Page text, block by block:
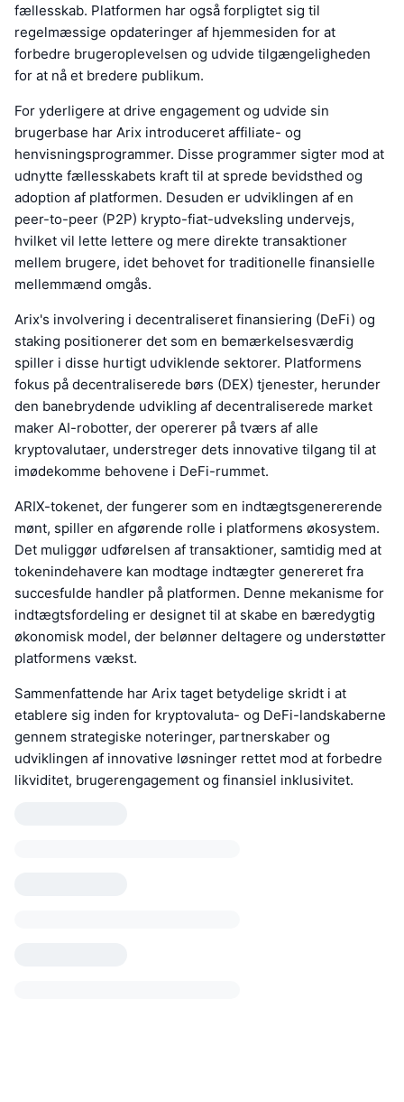
fællesskab. Platformen har også forpligtet sig til
regelmæssige opdateringer af hjemmesiden for at
forbedre brugeroplevelsen og udvide tilgængeligheden
for at nå et bredere publikum.
For yderligere at drive engagement og udvide sin
brugerbase har Arix introduceret affiliate- og
henvisningsprogrammer. Disse programmer sigter mod at
udnytte fællesskabets kraft til at sprede bevidsthed og
adoption af platformen. Desuden er udviklingen af en
peer-to-peer (P2P) krypto-fiat-udveksling undervejs,
hvilket vil lette lettere og mere direkte transaktioner
mellem brugere, idet behovet for traditionelle finansielle
mellemmænd omgås.
Arix's involvering i decentraliseret finansiering (DeFi) og
staking positionerer det som en bemærkelsesværdig
spiller i disse hurtigt udviklende sektorer. Platformens
fokus på decentraliserede børs (DEX) tjenester, herunder
den banebrydende udvikling af decentraliserede market
maker AI-robotter, der opererer på tværs af alle
kryptovalutaer, understreger dets innovative tilgang til at
imødekomme behovene i DeFi-rummet.
ARIX-tokenet, der fungerer som en indtægtsgenererende
mønt, spiller en afgørende rolle i platformens økosystem.
Det muliggør udførelsen af transaktioner, samtidig med at
tokenindehavere kan modtage indtægter genereret fra
succesfulde handler på platformen. Denne mekanisme for
indtægtsfordeling er designet til at skabe en bæredygtig
økonomisk model, der belønner deltagere og understøtter
platformens vækst.
Sammenfattende har Arix taget betydelige skridt i at
etablere sig inden for kryptovaluta- og DeFi-landskaberne
gennem strategiske noteringer, partnerskaber og
udviklingen af innovative løsninger rettet mod at forbedre
likviditet, brugerengagement og finansiel inklusivitet.